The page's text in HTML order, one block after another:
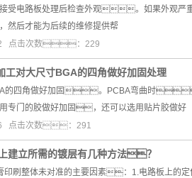
接受电路板处理后检查外观。如果外观
后才能为后续的维修提供帮
点击次数：229
工对大尺寸BGA的四角做好加固处理
的四角做好加固。PCBA弯曲时
门的胶做好加固，还可以选用贴片胶做好
点击次数：291
建立所需的镀层有几种方法？
印刷整体未对准的主要因素：1.电路板上